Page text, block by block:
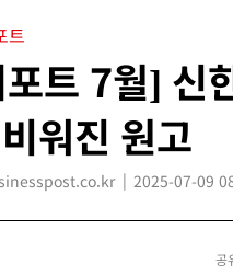
트
트 7월] 신
워진 원고
2025-07-09
공